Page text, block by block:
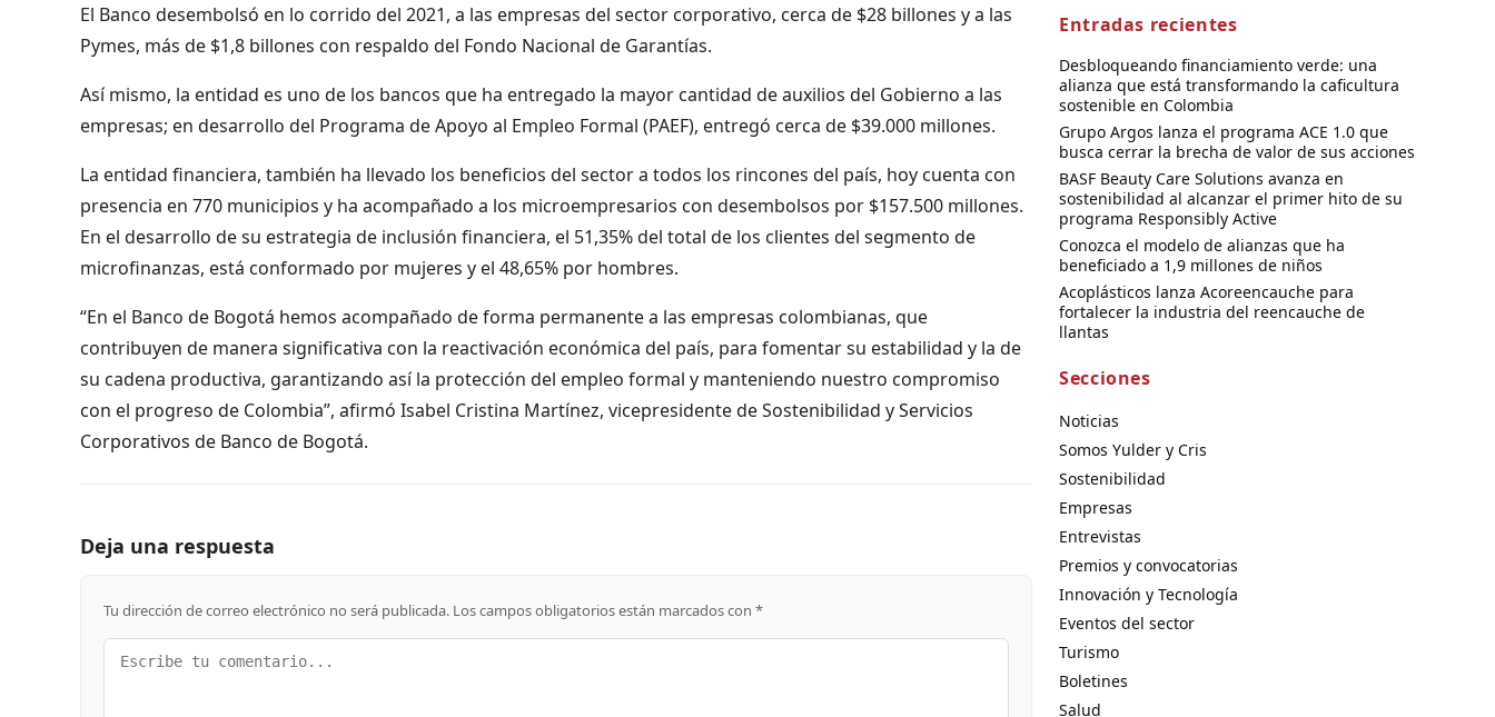
El Banco desembolsó en lo corrido del 2021, a las empresas del sector corporativo, cerca de $28 billones y a las
Pymes, más de $1,8 billones con respaldo del Fondo Nacional de Garantías.
Así mismo, la entidad es uno de los bancos que ha entregado la mayor cantidad de auxilios del Gobierno a las
empresas; en desarrollo del Programa de Apoyo al Empleo Formal (PAEF), entregó cerca de $39.000 millones.
La entidad financiera, también ha llevado los beneficios del sector a todos los rincones del país, hoy cuenta con
presencia en 770 municipios y ha acompañado a los microempresarios con desembolsos por $157.500 millones.
En el desarrollo de su estrategia de inclusión financiera, el 51,35% del total de los clientes del segmento de
microfinanzas, está conformado por mujeres y el 48,65% por hombres.
“En el Banco de Bogotá hemos acompañado de forma permanente a las empresas colombianas, que
contribuyen de manera significativa con la reactivación económica del país, para fomentar su estabilidad y la de
su cadena productiva, garantizando así la protección del empleo formal y manteniendo nuestro compromiso
con el progreso de Colombia”, afirmó Isabel Cristina Martínez, vicepresidente de Sostenibilidad y Servicios
Corporativos de Banco de Bogotá.
Deja una respuesta
Tu dirección de correo electrónico no será publicada. Los campos obligatorios están marcados con *
Entradas recientes
Desbloqueando financiamiento verde: una
alianza que está transformando la caficultura
sostenible en Colombia
Grupo Argos lanza el programa ACE 1.0 que
busca cerrar la brecha de valor de sus acciones
BASF Beauty Care Solutions avanza en
sostenibilidad al alcanzar el primer hito de su
programa Responsibly Active
Conozca el modelo de alianzas que ha
beneficiado a 1,9 millones de niños
Acoplásticos lanza Acoreencauche para
fortalecer la industria del reencauche de
llantas
Secciones
Noticias
Somos Yulder y Cris
Sostenibilidad
Empresas
Entrevistas
Premios y convocatorias
Innovación y Tecnología
Eventos del sector
Turismo
Boletines
Salud